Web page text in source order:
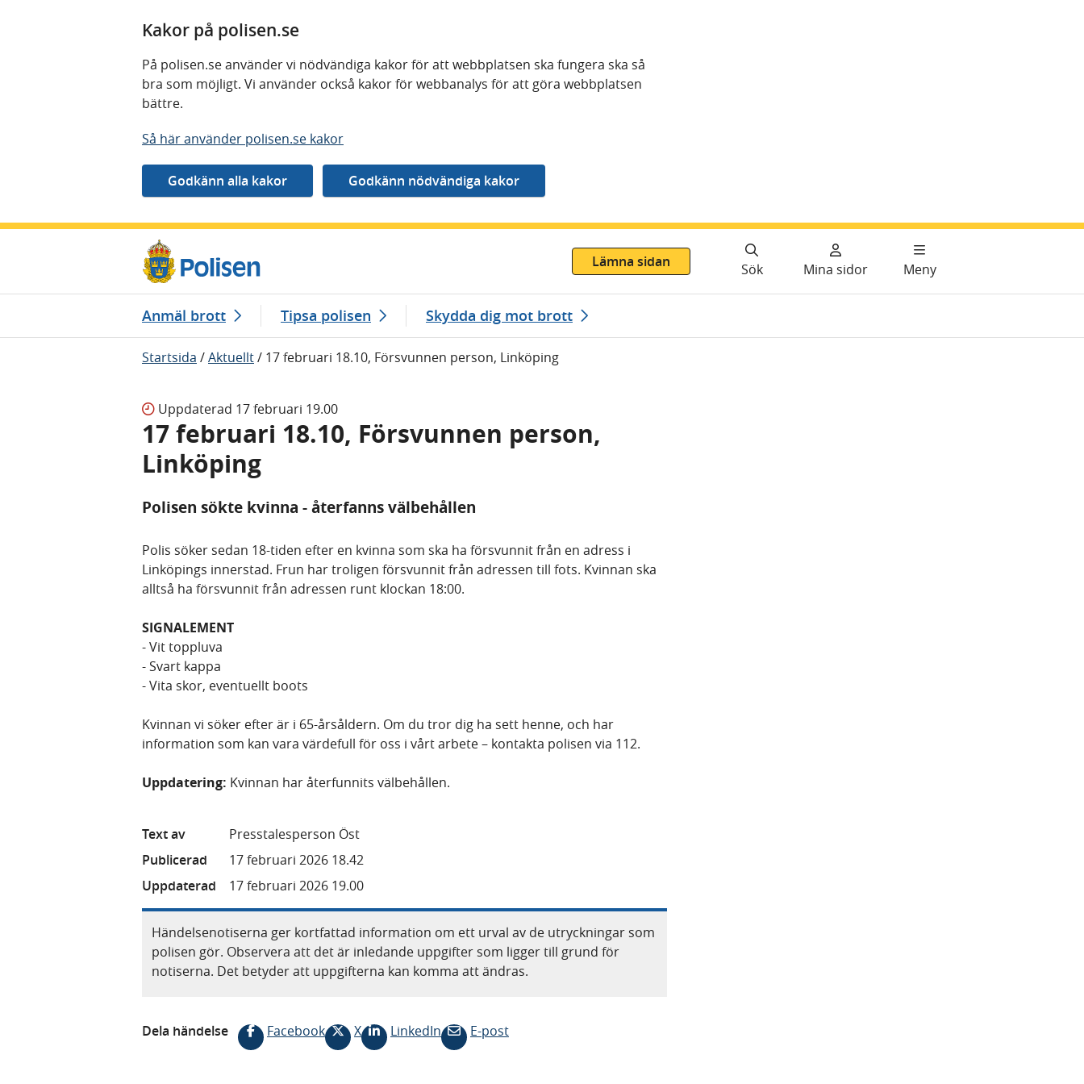
Kakor på polisen.se
På polisen.se använder vi nödvändiga kakor för att webbplatsen ska fungera ska så
bra som möjligt. Vi använder också kakor för webbanalys för att göra webbplatsen
bättre.
Så här använder polisen.se kakor
Lämna sidan
Sök Mina sidor Meny
Anmäl brott Tipsa polisen Skydda dig mot brott
Startsida /Aktuellt/ 17 februari 18.10, Försvunnen person, Linköping
Uppdaterad 17 februari 19.00
17 februari 18.10, Försvunnen person,
Linköping
Polisen sökte kvinna - återfanns välbehållen
Polis söker sedan 18-tiden efter en kvinna som ska ha försvunnit från en adress i
Linköpings innerstad. Frun har troligen försvunnit från adressen till fots. Kvinnan ska
alltså ha försvunnit från adressen runt klockan 18:00.
SIGNALEMENT
- Vit toppluva
- Svart kappa
- Vita skor, eventuellt boots
Kvinnan vi söker efter är i 65-årsåldern. Om du tror dig ha sett henne, och har
information som kan vara värdefull för oss i vårt arbete – kontakta polisen via 112.
Uppdatering: Kvinnan har återfunnits välbehållen.
Text av
Presstalesperson Öst
Publicerad
17 februari 2026 18.42
Uppdaterad
17 februari 2026 19.00
Händelsenotiserna ger kortfattad information om ett urval av de utryckningar som
polisen gör. Observera att det är inledande uppgifter som ligger till grund för
notiserna. Det betyder att uppgifterna kan komma att ändras.
Dela händelse Facebook X LinkedIn E-post